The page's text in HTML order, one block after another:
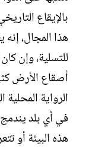
بالإيقاع
هذا المجال،
للتسلية، وإن
أصقاع الأرض
الرواية
في أي بلد
هذه البيئة أو